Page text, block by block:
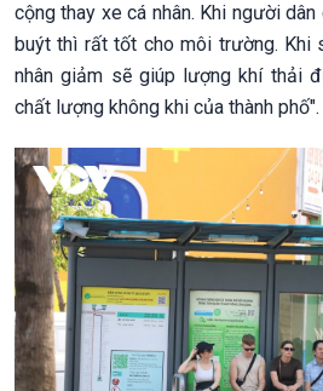
cộng thay xe cá nhân. Khi người
buýt thì rất tốt cho môi trường. Khi
nhân giảm sẽ giúp lượng khí thải
chất lượng không khi của thành phố".